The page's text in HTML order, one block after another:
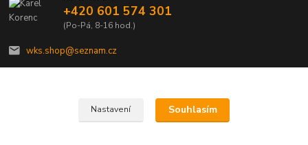
+420 601 574 301
(Po-Pá, 8-16 hod.)
wks.shop@seznam.cz
Nastavení Souhlasím